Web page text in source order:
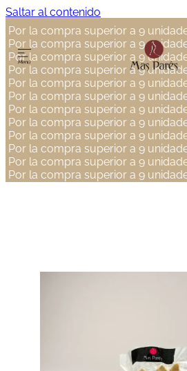
Saltar al contenido
Por la compra superior a 9
Por la compra superior a 9
Por la compra superior a 9
Por la compra superior a 9
Por la compra superior a 9
Por la compra superior a 9
Por la compra superior a 9
Por la compra superior a 9
Por la compra superior a 9
Por la compra superior a 9
Por la compra superior a 9
Por la compra superior a 9